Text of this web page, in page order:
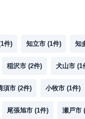
1件) 知立市 (1件) 知
稲沢市 (2件) 犬山市 (1
須市 (2件) 小牧市 (1件)
尾張旭市 (1件) 瀬戸市 (